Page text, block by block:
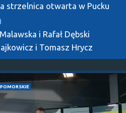
strzelnica otwarta w Pucku
i Rafał Dębski
i Tomasz Hrycz